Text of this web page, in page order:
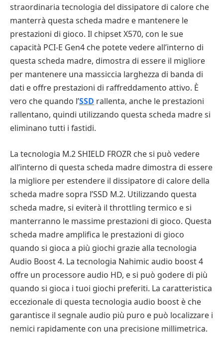
straordinaria tecnologia del dissipatore di calore che
manterrà questa scheda madre e mantenere le
prestazioni di gioco. Il chipset X570, con le sue
capacità PCI-E Gen4 che potete vedere all’interno di
questa scheda madre, dimostra di essere il migliore
per mantenere una massiccia larghezza di banda di
dati e offre prestazioni di raffreddamento attivo. È
vero che quando l’SSD rallenta, anche le prestazioni
rallentano, quindi utilizzando questa scheda madre si
eliminano tutti i fastidi.
La tecnologia M.2 SHIELD FROZR che si può vedere
all’interno di questa scheda madre dimostra di essere
la migliore per estendere il dissipatore di calore della
scheda madre sopra l’SSD M.2. Utilizzando questa
scheda madre, si eviterà il throttling termico e si
manterranno le massime prestazioni di gioco. Questa
scheda madre amplifica le prestazioni di gioco
quando si gioca a più giochi grazie alla tecnologia
Audio Boost 4. La tecnologia Nahimic audio boost 4
offre un processore audio HD, e si può godere di più
quando si gioca i tuoi giochi preferiti. La caratteristica
eccezionale di questa tecnologia audio boost è che
garantisce il segnale audio più puro e può localizzare i
nemici rapidamente con una precisione millimetrica.